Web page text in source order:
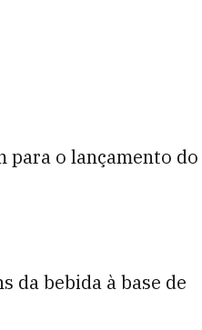
para o lançamento do
da bebida à base de